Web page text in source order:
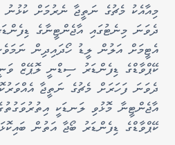
ދެވަނަ މިނެޓުގައި އާޖެންޓީނާގެ
ކޭޕްވާޑްގެ ޑިފެންޑަރު ސިޑްނީ ލޮޕޭޒް
ދެވަނަ ފަހަރަށް މެޗުގެ ނަތީޖާ
އާޖެންޓީނާ މޮޅުވި ލަނޑަކީ
ކޭޕްވާޑްގެ ޑިފެންޑަރު ބޯޖާ އަތުން